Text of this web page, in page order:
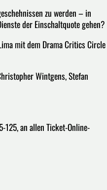
zu werden – in
der Einschaltquote gehen?
mit dem Drama Critics Circle
Wintgens, Stefan
125, an allen Ticket-Online-